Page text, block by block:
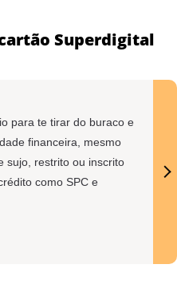
Superdigital
para te tirar do buraco e
financeira, mesmo
sujo, restrito ou inscrito
como SPC e